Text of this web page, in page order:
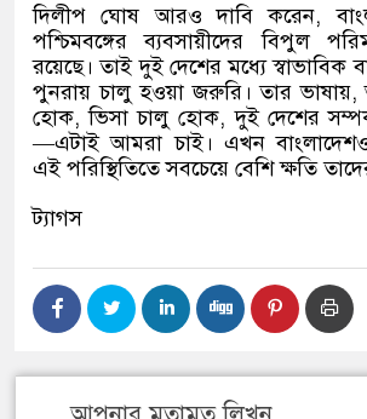
দিলীপ ঘোষ আরও দাবি করেন,
পশ্চিমবঙ্গের ব্যবসায়ীদের বিপুল
রয়েছে। তাই দুই দেশের মধ্যে স্বাভাবিক
পুনরায় চালু হওয়া জরুরি। তার ভাষায়,
হোক,ভিসা চালু হোক,দুই দেশের
—এটাই আমরা চাই। এখন
এই পরিস্থিতিতে সবচেয়ে বেশি ক্ষতি
ট্যাগস